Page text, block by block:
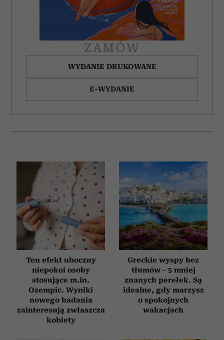
otrzymanymi od Ciebie lub uzyskanymi podczas
korzystania z ich usług.
ZAMÓW
WYDANIE DRUKOWANE
E-WYDANIE
Ten efekt uboczny
niepokoi osoby
stosujące m.in.
Ozempic. Wyniki
nowego badania
zainteresują zwłaszcza
kobiety
Greckie wyspy bez
tłumów – 5 mniej
znanych perełek. Są
idealne, gdy marzysz
o spokojnych
wakacjach